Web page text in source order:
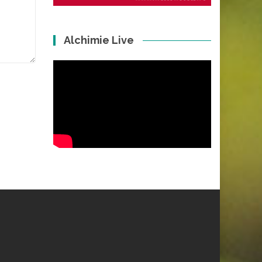
Alchimie Live